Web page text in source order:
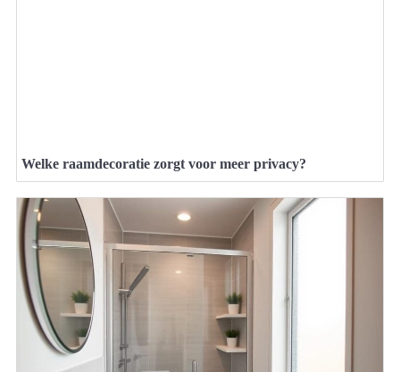
Welke raamdecoratie zorgt voor meer privacy?